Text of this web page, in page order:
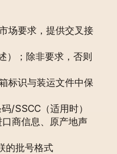
场要求，提供交叉接
）；除非要求，否则
标识与装运文件中保
/SSCC（适用时）
商信息、原产地声
的批号格式